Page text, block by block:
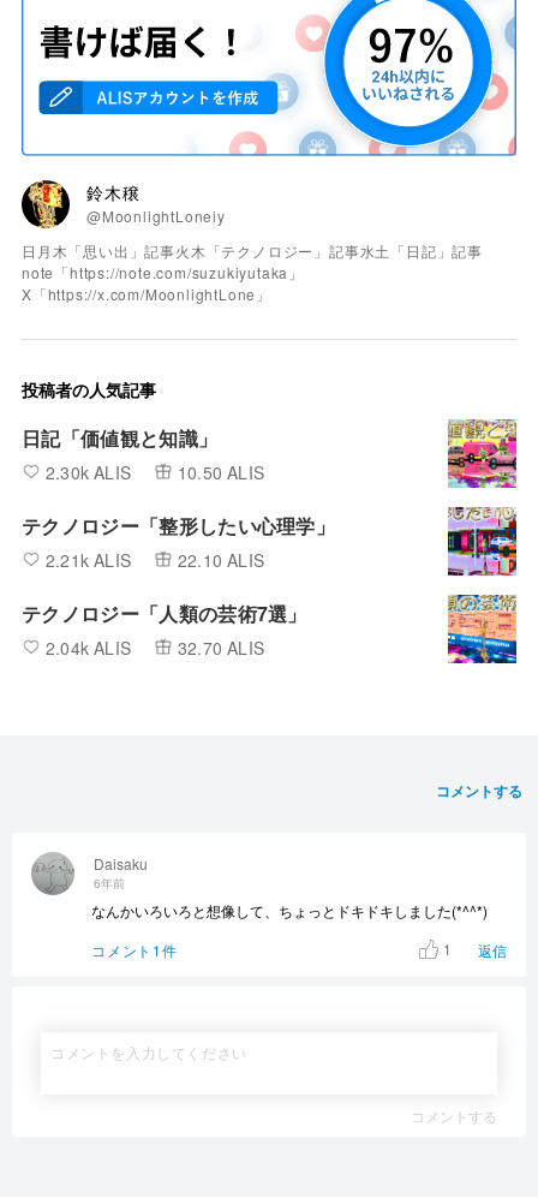
鈴木穣
@MoonlightLoneiy
日月木「思い出」記事火木「テクノロジー」記事水土「日記」記事
note「https://note.com/suzukiyutaka」
X「https://x.com/MoonlightLone」
投稿者の人気記事
日記「価値観と知識」
2.30k ALIS 10.50 ALIS
テクノロジー「整形したい心理学」
2.21k ALIS 22.10 ALIS
テクノロジー「人類の芸術7選」
2.04k ALIS 32.70 ALIS
コメントする
Daisaku
6年前
なんかいろいろと想像して、ちょっとドキドキしました(*^^*)
コメント1件
1 返信
コメントする